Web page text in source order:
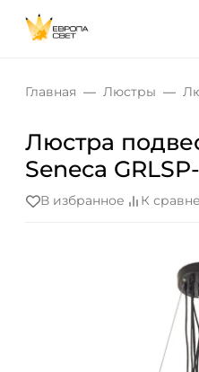
Главная Люстры
Люстра
Seneca
В избранное К